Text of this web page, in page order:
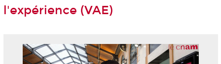
l'expérience (VAE)